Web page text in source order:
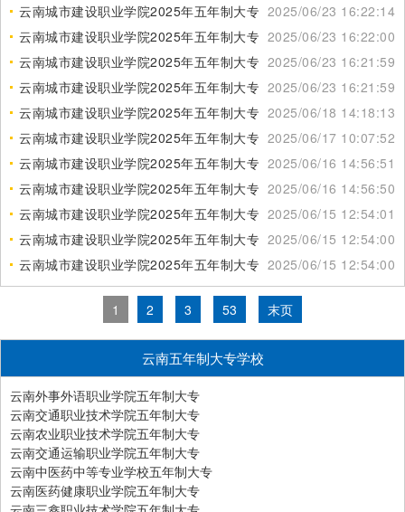
云南城市建设职业学院2025年五年制大专报名方法2025/06/23 16:22:14
云南城市建设职业学院2025年五年制大专专业介绍2025/06/23 16:22:00
云南城市建设职业学院2025年五年制大专招生代码2025/06/23 16:21:59
云南城市建设职业学院2025年五年制大专招生范围2025/06/23 16:21:59
云南城市建设职业学院2025年五年制大专可以升本科吗
2025/06/18 14:18:13
云南城市建设职业学院2025年五年制大专面向全省招生
2025/06/17 10:07:52
云南城市建设职业学院2025年五年制大专招生地址2025/06/16 14:56:51
云南城市建设职业学院2025年五年制大专招生报名微信
2025/06/16 14:56:50
云南城市建设职业学院2025年五年制大专有哪些专业2025/06/15 12:54:01
云南城市建设职业学院2025年五年制大专招生信息2025/06/15 12:54:00
云南城市建设职业学院2025年五年制大专招生报名须知
2025/06/15 12:54:00
1 2 3 53 末页
云南五年制大专学校
云南外事外语职业学院五年制大专
云南交通职业技术学院五年制大专
云南农业职业技术学院五年制大专
云南交通运输职业学院五年制大专
云南中医药中等专业学校五年制大专
云南医药健康职业学院五年制大专